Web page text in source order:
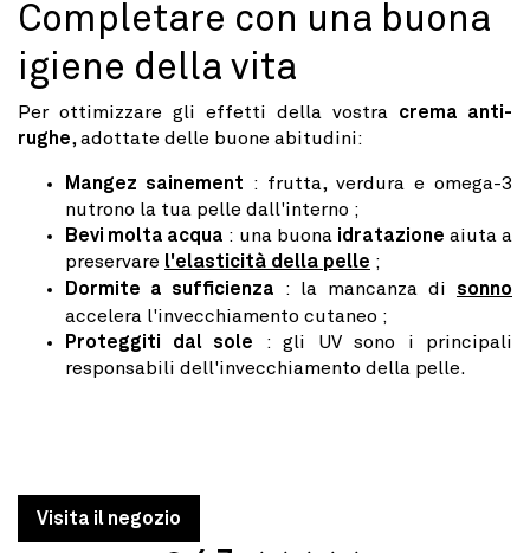
Completare con una buona
igiene della vita
Per ottimizzare gli effetti della vostra crema anti-
rughe, adottate delle buone abitudini:
Mangez sainement : frutta, verdura e omega-3
nutrono la tua pelle dall'interno ;
Bevi molta acqua : una buona idratazione aiuta a
preservare l'elasticità della pelle ;
Dormite a sufficienza : la mancanza di sonno
accelera l'invecchiamento cutaneo ;
Proteggiti dal sole : gli UV sono i principali
responsabili dell'invecchiamento della pelle.
Visita il negozio